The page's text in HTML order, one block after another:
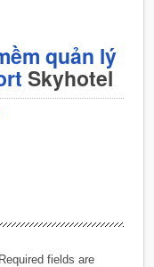
quản lý
Skyhotel
Required fields are